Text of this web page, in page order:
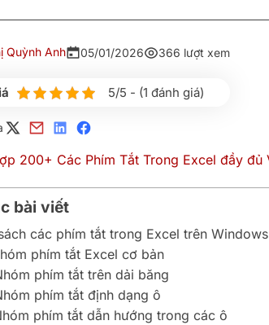
Quỳnh Anh 05/01/2026 366 lượt xem
5/5 - (1 đánh giá)
bài viết
các phím tắt trong Excel trên Windows
phím tắt Excel cơ bản
phím tắt trên dải băng
phím tắt định dạng ô
phím tắt dẫn hướng trong các ô